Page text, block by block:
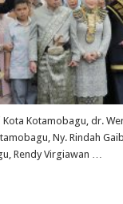
Kota Kotamobagu, dr.
Ny. Rindah
Rendy Virgiawan …